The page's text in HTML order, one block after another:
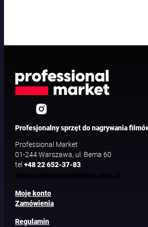
Profesjonalny sprzęt do nagrywania
Professional Market
01-244 Warszawa, ul. Bema 60
tel+48 22 652-37-83
Moje konto
Zamówienia
Regulamin